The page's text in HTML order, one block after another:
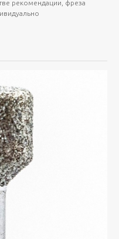
рекомендации, фреза